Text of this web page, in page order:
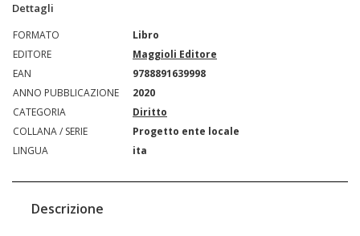
Dettagli
FORMATO
Libro
EDITORE
Maggioli Editore
EAN
9788891639998
ANNO PUBBLICAZIONE
2020
CATEGORIA
Diritto
COLLANA / SERIE
Progetto ente locale
LINGUA
ita
Descrizione